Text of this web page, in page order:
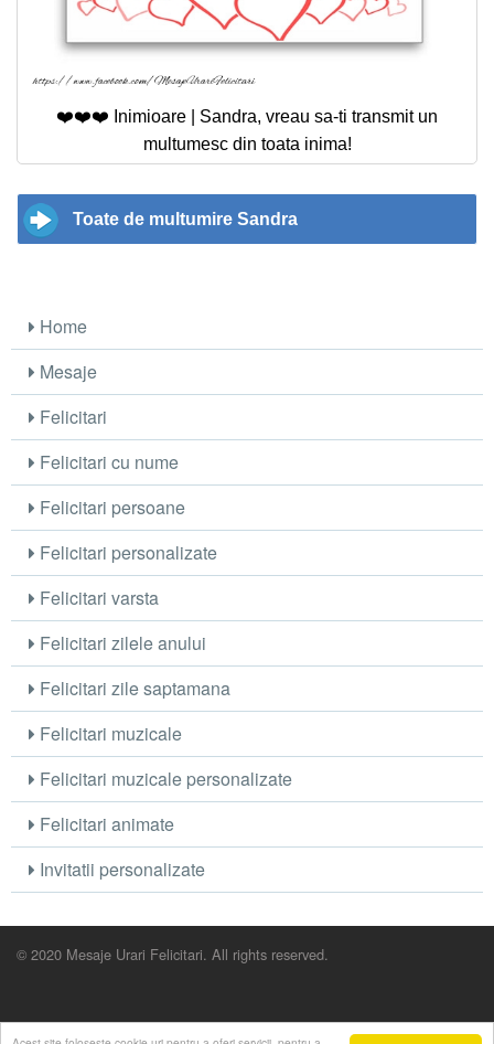
❤️❤️❤️ Inimioare | Sandra, vreau sa-ti transmit un
multumesc din toata inima!
Toate de multumire Sandra
Home
Mesaje
Felicitari
Felicitari cu nume
Felicitari persoane
Felicitari personalizate
Felicitari varsta
Felicitari zilele anului
Felicitari zile saptamana
Felicitari muzicale
Felicitari muzicale personalizate
Felicitari animate
Invitatii personalizate
© 2020 Mesaje Urari Felicitari. All rights reserved.